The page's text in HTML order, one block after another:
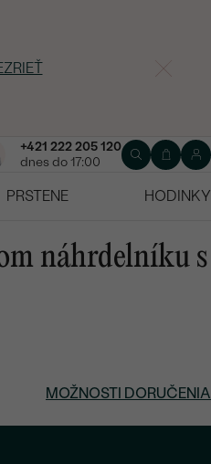
+421 222 205 120
dnes do 17:00
PRSTENE
HODINKY
náhrdelníku s
MOŽNOSTI DORUČENIA